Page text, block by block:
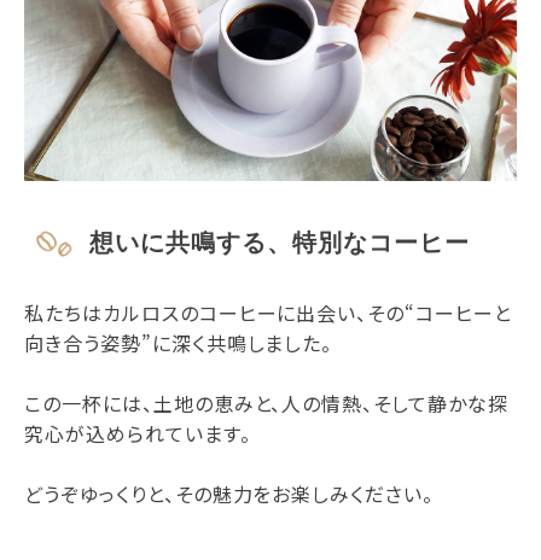
想いに共鳴する、特別なコーヒー
私たちはカルロスのコーヒーに出会い、その“コーヒーと
向き合う姿勢”に深く共鳴しました。
この一杯には、土地の恵みと、人の情熱、そして静かな探
究心が込められています。
どうぞゆっくりと、その魅力をお楽しみください。